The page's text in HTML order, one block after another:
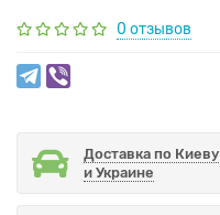
0 отзывов
Доставка по Киеву
и Украине